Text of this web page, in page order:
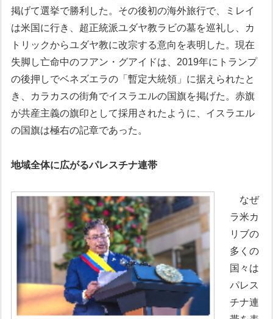
掲げて選挙で勝利した。その後初の海外旅行で、ミレイ
は米国に行き、超正統派ユダヤ教ラビの墓を巡礼し、カ
トリックからユダヤ教に改宗する意向を表明した。現在
失脚し亡命中のフアン・グアイドは、2019年にトランプ
の後押しでベネズエラの「暫定大統領」に据えられたと
き、カラカスの街角でイスラエルの国旗を掲げた。赤旗
が共産主義の旗印として採用されたように、イスラエル
の国旗は極右の記章であった。
地域全体に広がるパレスチナ連帯
なぜ
ラ米カ
リブの
多くの
国々は
パレス
チナ連